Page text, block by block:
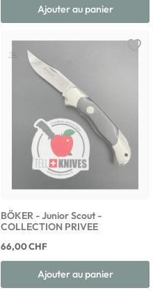
Ajouter au panier
favorite_border
BÖKER - Junior Scout -
COLLECTION PRIVEE
66,00 CHF
Ajouter au panier